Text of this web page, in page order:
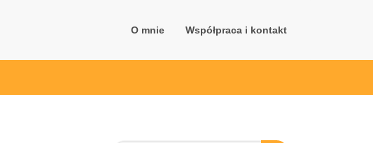
O mnie Współpraca i kontakt